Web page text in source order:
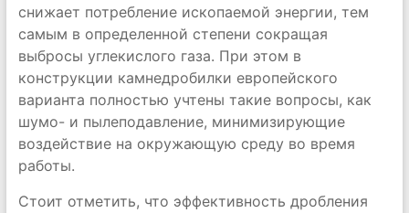
снижает потребление ископаемой энергии, тем
самым в определенной степени сокращая
выбросы углекислого газа. При этом в
конструкции камнедробилки европейского
варианта полностью учтены такие вопросы, как
шумо- и пылеподавление, минимизирующие
воздействие на окружающую среду во время
работы.
Стоит отметить, что эффективность дробления